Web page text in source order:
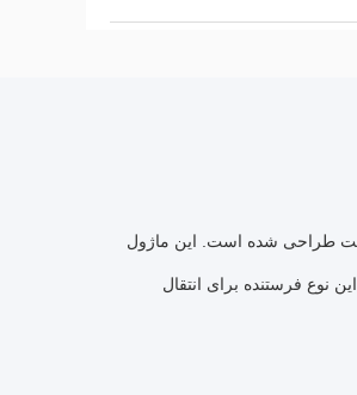
این ماژول
این نوع فرستنده برای انتقال